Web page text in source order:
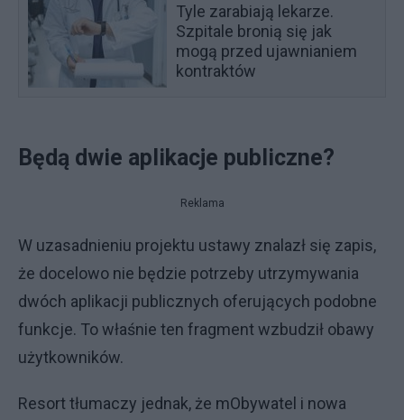
Tyle zarabiają lekarze.
Szpitale bronią się jak
mogą przed ujawnianiem
kontraktów
Będą dwie aplikacje publiczne?
Reklama
W uzasadnieniu projektu ustawy znalazł się zapis,
że docelowo nie będzie potrzeby utrzymywania
dwóch aplikacji publicznych oferujących podobne
funkcje. To właśnie ten fragment wzbudził obawy
użytkowników.
Resort tłumaczy jednak, że mObywatel i nowa